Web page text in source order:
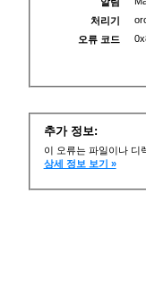
처리기
오류 코드
추가 정보:
이 오류는 파일이나 디
상세 정보 보기 »